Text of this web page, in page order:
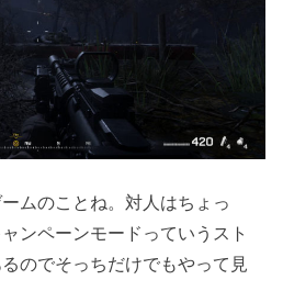
ムのことね。対人はちょっ
ンペーンモードっていうスト
のでそっちだけでもやって見